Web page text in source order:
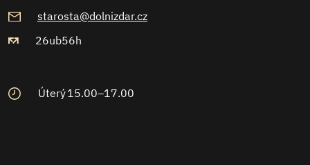
starosta@dolnizdar.cz
26ub56h
Úterý15.00–17.00